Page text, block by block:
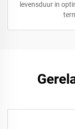
levensduur in